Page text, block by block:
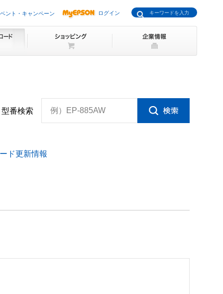
ント・キャンペーン ログイン
型番検索 例）EP-885AW
ド更新情報